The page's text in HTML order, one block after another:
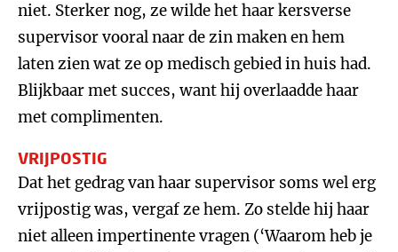
niet. Sterker nog, ze wilde het haar kersverse
supervisor vooral naar de zin maken en hem
laten zien wat ze op medisch gebied in huis had.
Blijkbaar met succes, want hij overlaadde haar
met complimenten.
VRIJPOSTIG
Dat het gedrag van haar supervisor soms wel erg
vrijpostig was, vergaf ze hem. Zo stelde hij haar
niet alleen impertinente vragen (‘Waarom heb je